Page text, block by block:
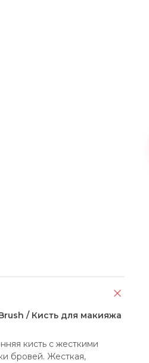
/ Кисть для макияжа
кисть с жесткими
бровей. Жесткая,